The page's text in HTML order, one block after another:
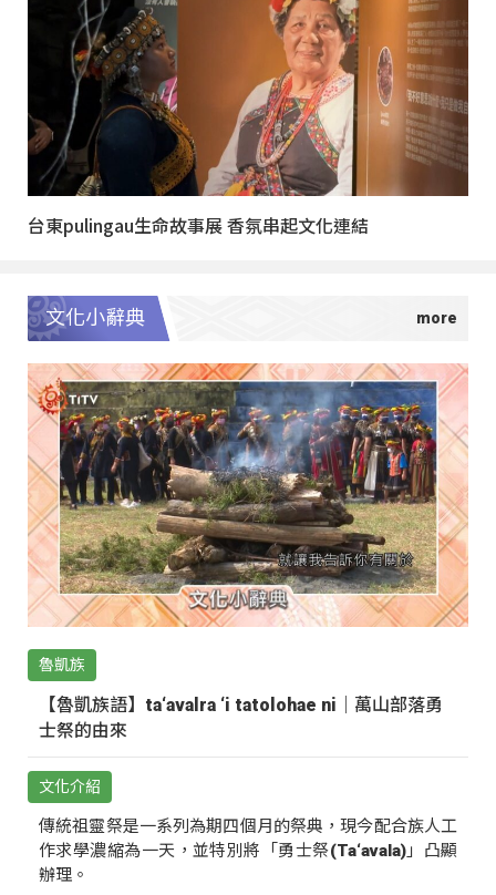
台東pulingau生命故事展 香氛串起文化連結
文化小辭典
魯凱族
【魯凱族語】ta‘avalra ‘i tatolohae ni｜萬山部落勇
士祭的由來
文化介紹
傳統祖靈祭是一系列為期四個月的祭典，現今配合族人工
作求學濃縮為一天，並特別將「勇士祭(Ta‘avala)」凸顯
辦理。